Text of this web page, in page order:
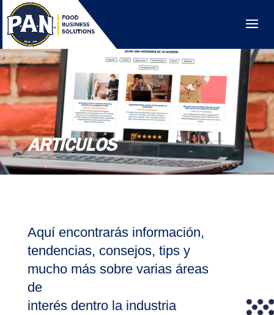
ARTÍCULOS
Aquí encontrarás información,
tendencias, consejos, tips y
mucho más sobre varias áreas
de
interés dentro la industria